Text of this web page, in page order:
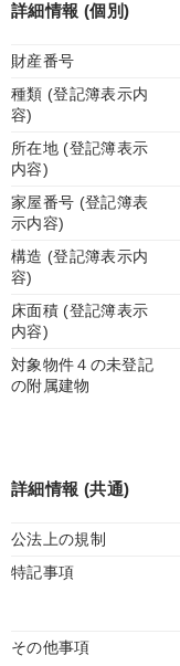
詳細情報 (個別)
財産番号
種類 (登記簿表示内
容)
所在地 (登記簿表示
内容)
家屋番号 (登記簿表
示内容)
構造 (登記簿表示内
容)
床面積 (登記簿表示
内容)
対象物件４の未登記
の附属建物
詳細情報 (共通)
公法上の規制
特記事項
その他事項